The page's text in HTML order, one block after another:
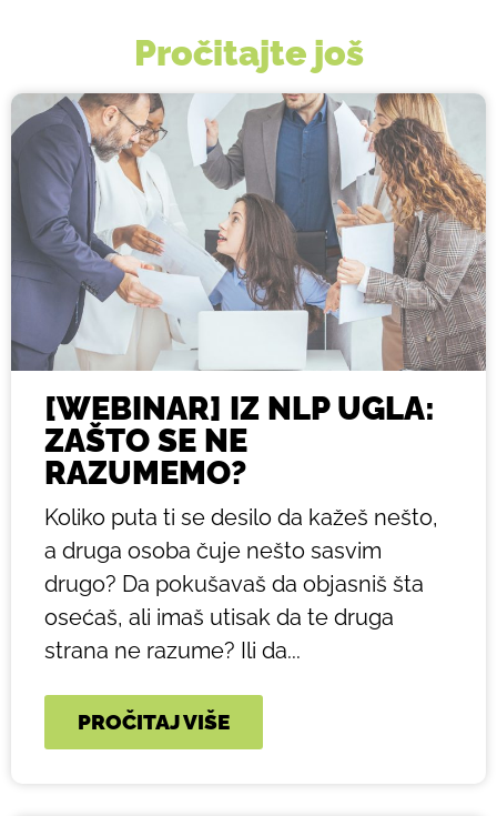
Pročitajte još
[WEBINAR] IZ NLP UGLA:
ZAŠTO SE NE
RAZUMEMO?
Koliko puta ti se desilo da kažeš nešto,
a druga osoba čuje nešto sasvim
drugo? Da pokušavaš da objasniš šta
osećaš, ali imaš utisak da te druga
strana ne razume? Ili da...
PROČITAJ VIŠE